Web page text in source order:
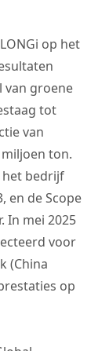
op het
van groene
tot
van
ton.
het bedrijf
en de Scope
In mei 2025
voor
(China
op